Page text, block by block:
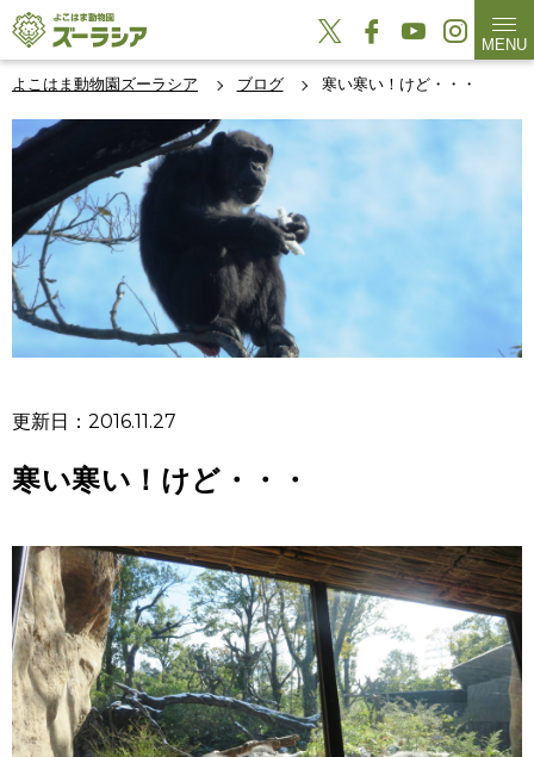
MENU
よこはま動物園ズーラシア ブログ 寒い寒い！けど・・・
更新日：2016.11.27
寒い寒い！けど・・・